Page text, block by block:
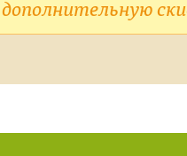
дополнительную